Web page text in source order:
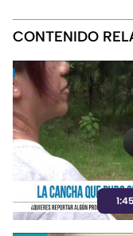
CONTENIDO
1:45